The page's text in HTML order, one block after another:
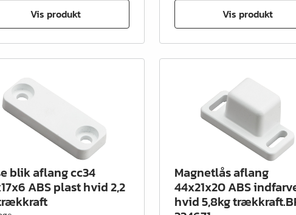
Vis produkt Vis produkt
blik aflang cc34
ABS plast hvid 2,2
Magnetlås aflang
44x21x20 ABS
hvid 5,8kg